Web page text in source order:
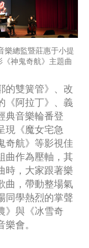
樂總監暨莊惠于小提
神鬼奇航》主題曲
的雙簧管》、改
《阿拉丁》、義
典音樂輪番登
現《魔女宅急
奇航》等影視佳
曲作為壓軸 ，其
時，大家跟著樂
曲，帶動整場氣
同學熱烈的掌聲
》與《冰雪奇
會。